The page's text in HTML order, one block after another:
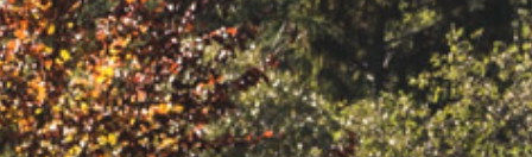
DE
LA
CONSTRUCTION
BOIS